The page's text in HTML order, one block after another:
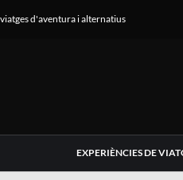
viatges d'aventura i alternatius
EXPERIÈNCIES DE